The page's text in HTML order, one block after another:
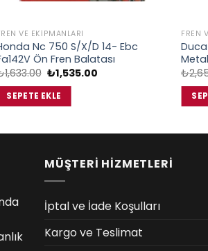
VE EKIPMANLARI
Nc 750 S/X/D 14- Ebc
Ön Fren Balatası
1,633.00 Orijinal
fiyat:
₺1,633.00.
₺1,535.00Şu
SEPETE EKLE
FREN
₺
MÜŞTERİ HİZMETLERİ
İptal ve İade Koşulları
Kargo ve Teslimat